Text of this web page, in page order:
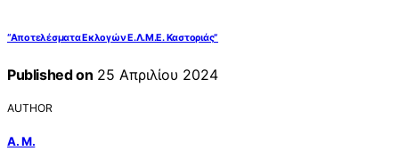
“Αποτελέσματα Εκλογών Ε.Λ.Μ.Ε. Καστοριάς”
Published on 25 Απριλίου 2024
AUTHOR
Α. Μ.